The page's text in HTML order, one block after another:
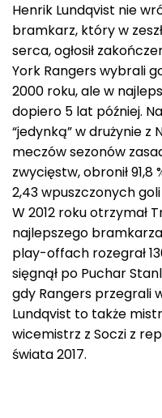
Henrik Lundqvist nie
bramkarz, który w
serca, ogłosił
York Rangers wybrali
2000 roku, ale w
dopiero 5 lat później.
“jedynką” w drużynie z
meczów sezonów
zwycięstw, obronił 91,8
2,43 wpuszczonych
W 2012 roku otrzymał
najlepszego
play-offach rozegrał
sięgnął po Puchar
gdy Rangers przegrali
Lundqvist to także
wicemistrz z Soczi z
świata 2017.